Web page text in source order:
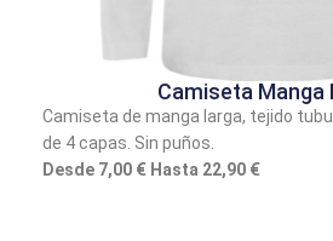
Camiseta Manga
Camiseta de manga larga, tejido
de 4 capas. Sin puños.
Desde 7,00 € Hasta 22,90 €